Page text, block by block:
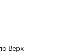
Верх-